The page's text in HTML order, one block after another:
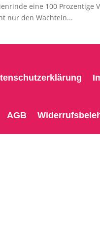
eine 100 Prozentige
nur den Wachteln...
AGB